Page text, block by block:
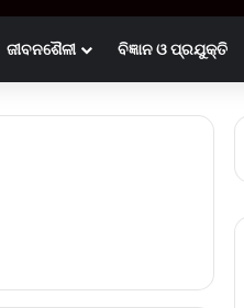
ଜୀବନଶୈଳୀ ବିଜ୍ଞାନ ଓ ପ୍ରଯୁକ୍ତି